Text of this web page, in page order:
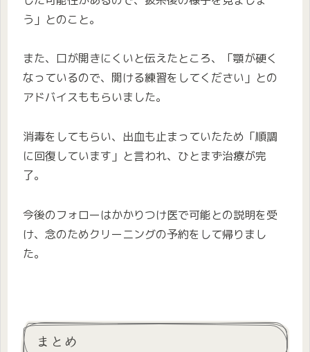
う」とのこと。
また、口が開きにくいと伝えたところ、「顎が硬く
なっているので、開ける練習をしてください」との
アドバイスももらいました。
消毒をしてもらい、出血も止まっていたため「順調
に回復しています」と言われ、ひとまず治療が完
了。
今後のフォローはかかりつけ医で可能との説明を受
け、念のためクリーニングの予約をして帰りまし
た。
まとめ